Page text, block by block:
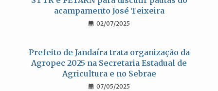
acampamento José Teixeira
02/07/2025
Prefeito de Jandaíra trata organização da
Agropec 2025 na Secretaria Estadual de
Agricultura e no Sebrae
07/05/2025